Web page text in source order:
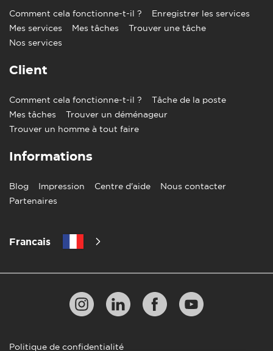
Comment cela fonctionne-t-il ?
Enregistrer les services
Mes services
Mes tâches
Trouver une tâche
Nos services
Client
Comment cela fonctionne-t-il ?
Tâche de la poste
Mes tâches
Trouver un déménageur
Trouver un homme à tout faire
Informations
Blog Impression Centre d'aide
Nous contacter
Partenaires
Francais
Politique de confidentialité